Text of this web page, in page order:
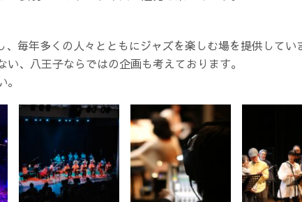
毎年多くの人々とともにジャズを楽しむ場を提供してい
、八王子ならではの企画も考えております。